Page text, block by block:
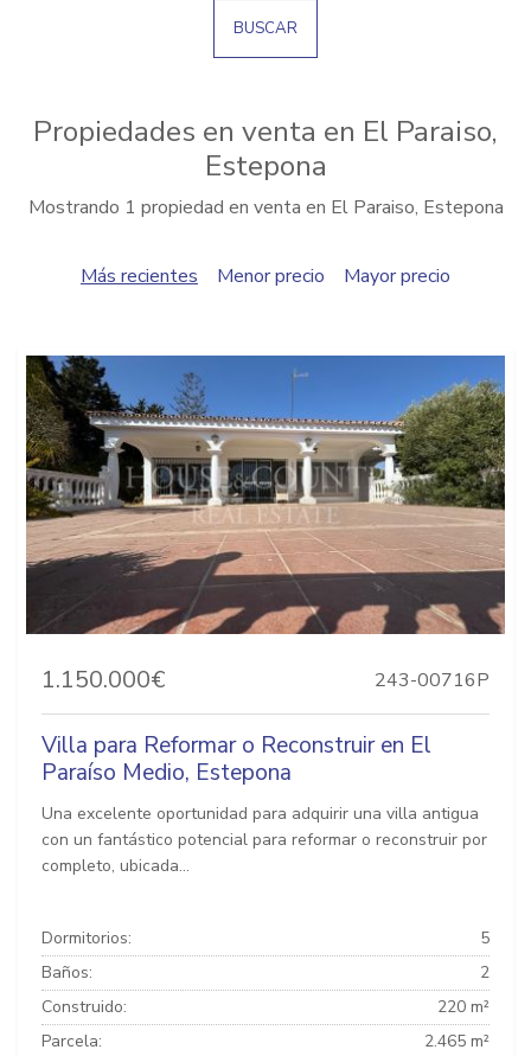
BUSCAR
Propiedades en venta en El Paraiso,
Estepona
Mostrando 1 propiedad en venta en El Paraiso, Estepona
Más recientes Menor precio Mayor precio
1.150.000€ 243-00716P
Villa para Reformar o Reconstruir en El
Paraíso Medio, Estepona
Una excelente oportunidad para adquirir una villa antigua
con un fantástico potencial para reformar o reconstruir por
completo, ubicada...
Dormitorios:
5
Baños:
2
Construido:
220 m²
Parcela:
2.465 m²